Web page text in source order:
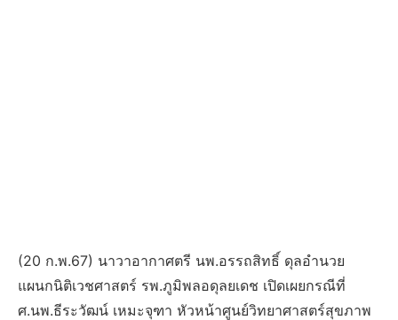
(20 ก.พ.67) นาวาอากาศตรี นพ.อรรถสิทธิ์ ดุลอำนวย
แผนกนิติเวชศาสตร์ รพ.ภูมิพลอดุลยเดช เปิดเผยกรณีที่
ศ.นพ.ธีระวัฒน์ เหมะจุฑา หัวหน้าศูนย์วิทยาศาสตร์สุขภาพ